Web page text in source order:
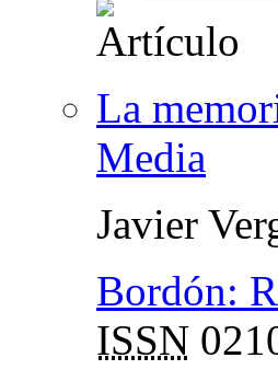
La
Media
Javier
Bordón:
ISSN